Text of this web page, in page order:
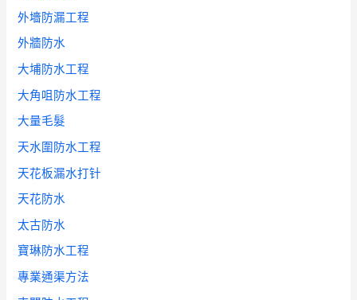
外墻防漏工程
外牆防水
大埔防水工程
大角咀防水工程
大量毛髮
天水圍防水工程
天花板漏水打针
天花防水
太古防水
寶琳防水工程
專業通渠方法